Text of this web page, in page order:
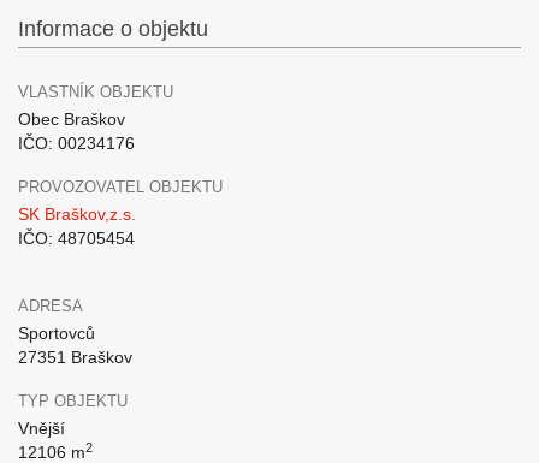
Informace o objektu
VLASTNÍK OBJEKTU
Obec Braškov
IČO: 00234176
PROVOZOVATEL OBJEKTU
SK Braškov,z.s.
IČO: 48705454
ADRESA
Sportovců
27351 Braškov
TYP OBJEKTU
Vnější
12106 m2